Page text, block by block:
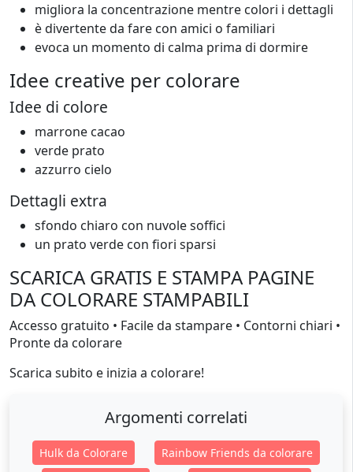
migliora la concentrazione mentre colori i dettagli
è divertente da fare con amici o familiari
evoca un momento di calma prima di dormire
Idee creative per colorare
Idee di colore
marrone cacao
verde prato
azzurro cielo
Dettagli extra
sfondo chiaro con nuvole soffici
un prato verde con fiori sparsi
SCARICA GRATIS E STAMPA PAGINE
DA COLORARE STAMPABILI
Accesso gratuito • Facile da stampare • Contorni chiari •
Pronte da colorare
Scarica subito e inizia a colorare!
Argomenti correlati
Hulk da Colorare
Rainbow Friends da colorare